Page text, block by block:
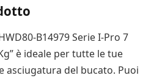
B14979 Serie I-Pro 7
è ideale per tutte le tue
asciugatura del bucato. Puoi